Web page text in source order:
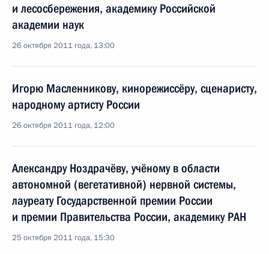
и лесосбережения, академику Российской
академии наук
26 октября 2011 года, 13:00
Игорю Масленникову, кинорежиссёру, сценаристу,
народному артисту России
26 октября 2011 года, 12:00
Александру Ноздрачёву, учёному в области
автономной (вегетативной) нервной системы,
лауреату Государственной премии России
и премии Правительства России, академику РАН
25 октября 2011 года, 15:30